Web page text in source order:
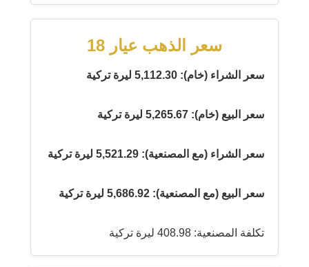
سعر الذهب عيار 18
سعر الشراء (خام): 5,112.30 ليرة تركية
سعر البيع (خام): 5,265.67 ليرة تركية
سعر الشراء (مع المصنعية): 5,521.29 ليرة تركية
سعر البيع (مع المصنعية): 5,686.92 ليرة تركية
تكلفة المصنعية: 408.98 ليرة تركية